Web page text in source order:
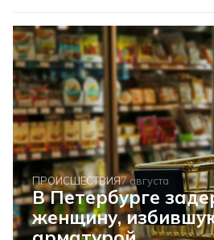
ПРОИСШЕСТВИЯ7 августа
В Петербурге
женщину,